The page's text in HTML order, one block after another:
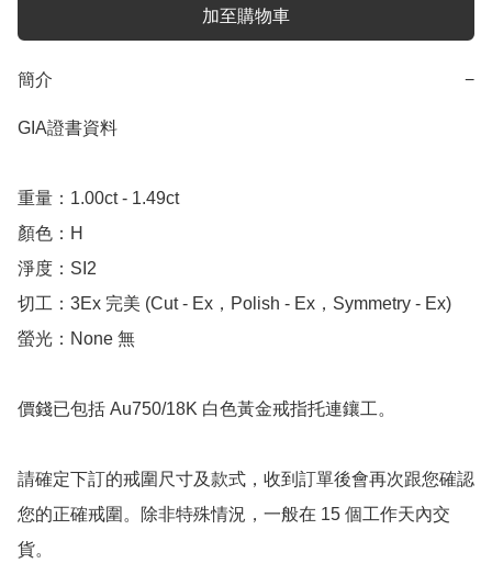
加至購物車
簡介 −
GIA證書資料
重量：1.00ct - 1.49ct
顏色：H
淨度：SI2
切工：3Ex 完美 (Cut - Ex，Polish - Ex，Symmetry - Ex)
螢光：None 無
價錢已包括 Au750/18K 白色黃金戒指托連鑲工。
請確定下訂的戒圍尺寸及款式，收到訂單後會再次跟您確認
您的正確戒圍。除非特殊情況，一般在 15 個工作天內交
貨。